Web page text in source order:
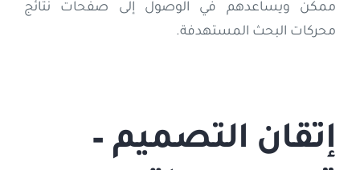
ممكن ويساعدهم في الوصول إلى صفحات نتائج
محركات البحث المستهدفة.
إتقان التصميم –